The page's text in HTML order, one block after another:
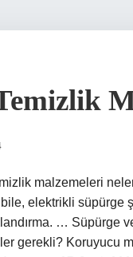
malzemeleri
bile, elektrikli
… Süpürge
gerekli? Koruyucu